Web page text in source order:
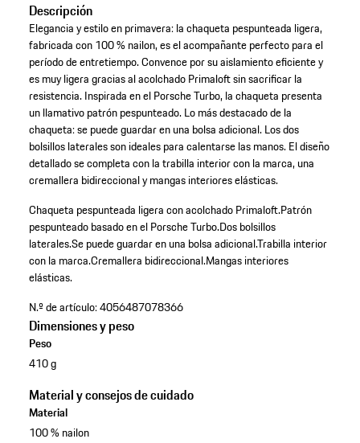
Descripción
Elegancia y estilo en primavera: la chaqueta pespunteada ligera,
fabricada con 100 % nailon, es el acompañante perfecto para el
período de entretiempo. Convence por su aislamiento eficiente y
es muy ligera gracias al acolchado Primaloft sin sacrificar la
resistencia. Inspirada en el Porsche Turbo, la chaqueta presenta
un llamativo patrón pespunteado. Lo más destacado de la
chaqueta: se puede guardar en una bolsa adicional. Los dos
bolsillos laterales son ideales para calentarse las manos. El diseño
detallado se completa con la trabilla interior con la marca, una
cremallera bidireccional y mangas interiores elásticas.
Chaqueta pespunteada ligera con acolchado Primaloft.Patrón
pespunteado basado en el Porsche Turbo.Dos bolsillos
laterales.Se puede guardar en una bolsa adicional.Trabilla interior
con la marca.Cremallera bidireccional.Mangas interiores
elásticas.
N.º de artículo:4056487078366
Dimensiones y peso
Peso
410 g
Material y consejos de cuidado
Material
100 % nailon